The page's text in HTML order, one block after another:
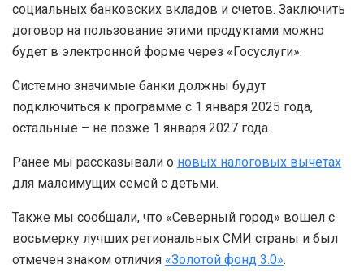
социальных банковских вкладов и счетов. Заключить
договор на пользование этими продуктами можно
будет в электронной форме через «Госуслуги».
Системно значимые банки должны будут
подключиться к программе с 1 января 2025 года,
остальные – не позже 1 января 2027 года.
Ранее мы рассказывали о новых налоговых вычетах
для малоимущих семей с детьми.
Также мы сообщали, что «Северный город» вошел с
восьмерку лучших региональных СМИ страны и был
отмечен знаком отличия «Золотой фонд 3.0».